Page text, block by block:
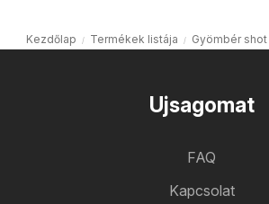
Kezdőlap Termékek listája Gyömbér shot
Ujsagomat
FAQ
Kapcsolat